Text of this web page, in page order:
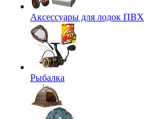
Аксессуары для лодок ПВХ
Рыбалка